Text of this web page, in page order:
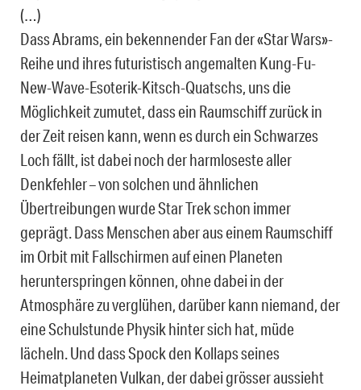
(…)
Dass Abrams, ein bekennender Fan der «Star Wars»-
Reihe und ihres futuristisch angemalten Kung-Fu-
New-Wave-Esoterik-Kitsch-Quatschs, uns die
Möglichkeit zumutet, dass ein Raumschiff zurück in
der Zeit reisen kann, wenn es durch ein Schwarzes
Loch fällt, ist dabei noch der harmloseste aller
Denkfehler – von solchen und ähnlichen
Übertreibungen wurde Star Trek schon immer
geprägt. Dass Menschen aber aus einem Raumschiff
im Orbit mit Fallschirmen auf einen Planeten
herunterspringen können, ohne dabei in der
Atmosphäre zu verglühen, darüber kann niemand, der
eine Schulstunde Physik hinter sich hat, müde
lächeln. Und dass Spock den Kollaps seines
Heimatplaneten Vulkan, der dabei grösser aussieht